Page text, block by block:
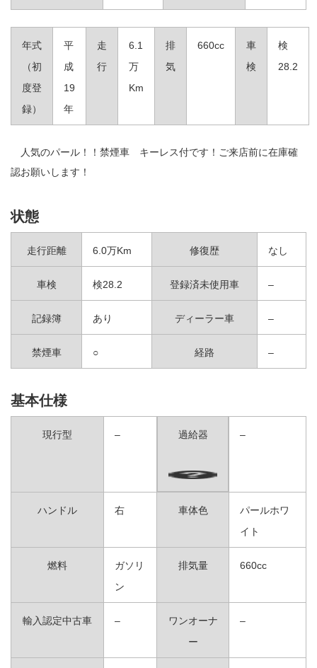
年式
（初
度登
録）
平
成
19
年
走
行
6.1
万
Km
排
気
660cc
車
検
検
28.2
人気のパール！！禁煙車 キーレス付です！ご来店前に在庫確
認お願いします！
状態
走行距離 6.0万Km 修復歴 なし
車検 検28.2 登録済未使用車 –
記録簿 あり ディーラー車 –
禁煙車 ○ 経路 –
基本仕様
現行型 – 過給器 –
ハンドル 右 車体色
パールホワ
イト
燃料
ガソリ
ン
排気量 660cc
輸入認定中古車 –
ワンオーナ
ー
–